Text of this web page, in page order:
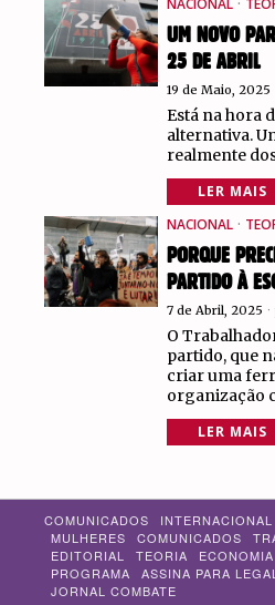
NACIONAL ·
UM NOVO
25 DE ABRIL
19 de Maio, 2025
Está na hora
alternativa.
realmente
LER MAIS
NACIONAL ·
PORQUE
PARTIDO À
7 de Abril, 2025
O
partido, que
criar uma
organização
LER MAIS
COMUNICADOS INTERNACIONAL
MULHERES
COMUNICADOS
EDITORIAL
TEORIA ECONOMIA
PROGRAMA
ASSINA PARA
JORNAL COMBATE